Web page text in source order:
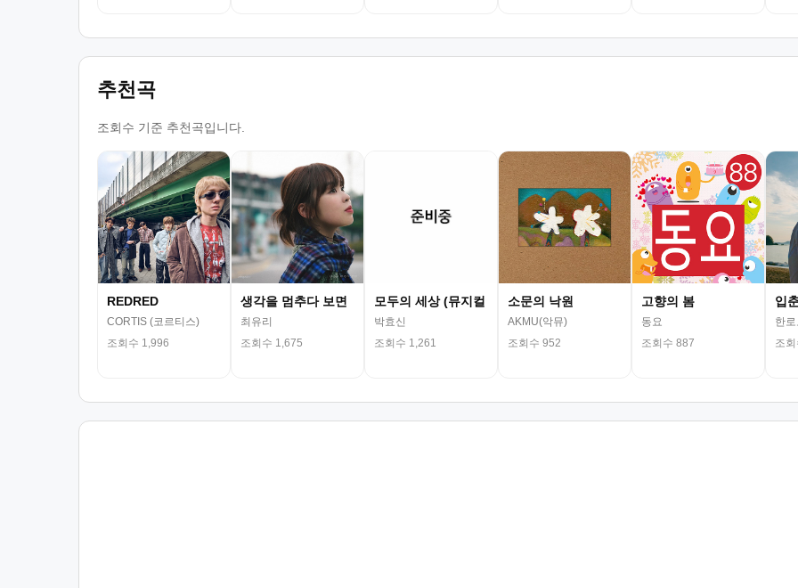
추천곡
조회수 기준 추천곡입니다.
REDRED
CORTIS (코르티스)
조회수 1,996
생각을 멈추다 보면
최유리
조회수 1,675
모두의 세상 (뮤지컬
박효신
조회수 1,261
소문의 낙원
AKMU(악뮤)
조회수 952
고향의 봄
동요
조회수 887
입
한로
조